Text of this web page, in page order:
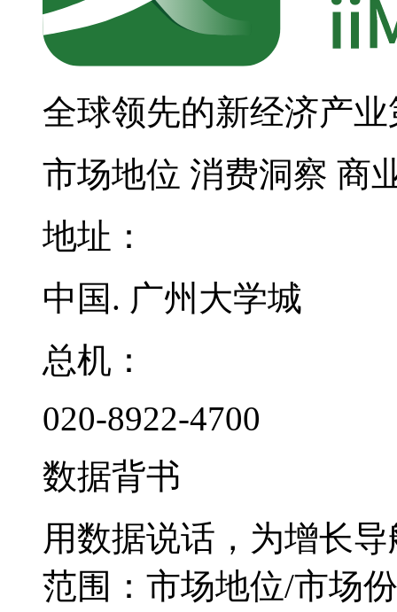
全球领先的新经济产
市场地位 消费洞察 商
地址：
中国. 广州大学城
总机：
020-8922-4700
数据背书
用数据说话，为增长导
范围：市场地位/市场